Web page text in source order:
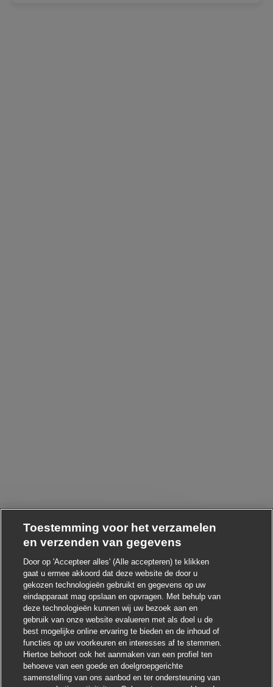
Toestemming voor het verzamelen
en verzenden van gegevens
Door op 'Accepteer alles' (Alle accepteren) te klikken
gaat u ermee akkoord dat deze website de door u
gekozen technologieën gebruikt en gegevens op uw
eindapparaat mag opslaan en opvragen. Met behulp van
deze technologieën kunnen wij uw bezoek aan en
gebruik van onze website evalueren met als doel u de
best mogelijke online ervaring te bieden en de inhoud of
functies op uw voorkeuren en interesses af te stemmen.
Hiertoe behoort ook het aanmaken van een profiel ten
behoeve van een goede en doelgroepgerichte
samenstelling van ons aanbod en ter ondersteuning van
! Heb je interesse in deze baan? Chatbot-melding sluiten
Ik ben geïnteresseerd
Soortgelijke banen zoeken